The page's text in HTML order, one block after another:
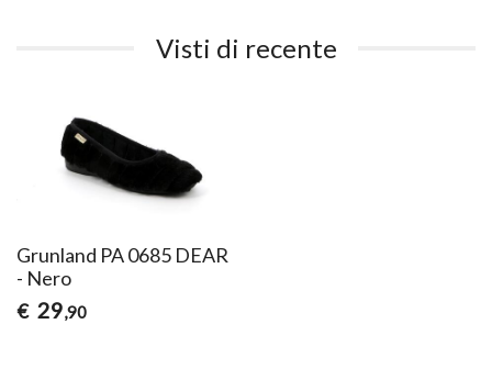
Visti di recente
Grunland PA 0685 DEAR
- Nero
€ 29,90